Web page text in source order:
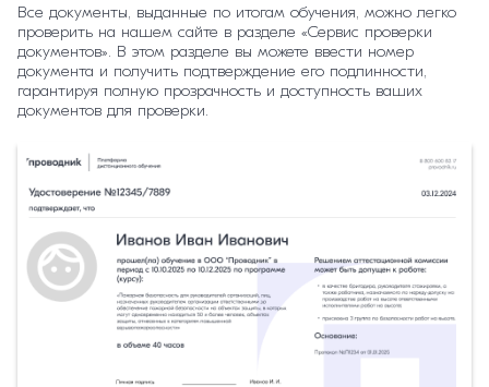
Все документы, выданные по итогам обучения, можно легко
проверить на нашем сайте в разделе «Сервис проверки
документов». В этом разделе вы можете ввести номер
документа и получить подтверждение его подлинности,
гарантируя полную прозрачность и доступность ваших
документов для проверки.